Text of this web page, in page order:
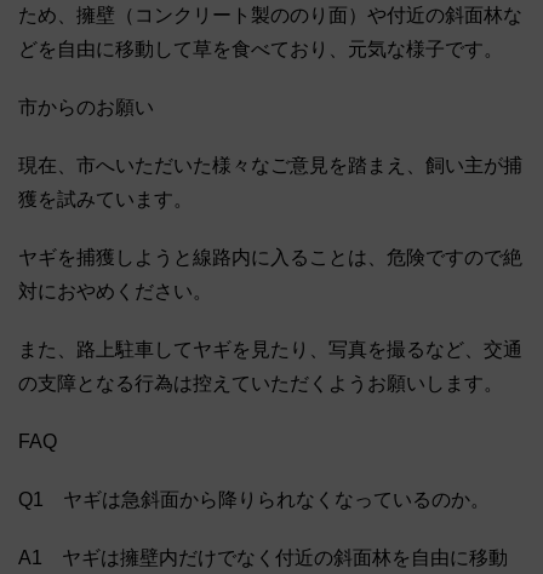
ため、擁壁（コンクリート製ののり面）や付近の斜面林な
どを自由に移動して草を食べており、元気な様子です。
市からのお願い
現在、市へいただいた様々なご意見を踏まえ、飼い主が捕
獲を試みています。
ヤギを捕獲しようと線路内に入ることは、危険ですので絶
対におやめください。
また、路上駐車してヤギを見たり、写真を撮るなど、交通
の支障となる行為は控えていただくようお願いします。
FAQ
Q1 ヤギは急斜面から降りられなくなっているのか。
A1 ヤギは擁壁内だけでなく付近の斜面林を自由に移動